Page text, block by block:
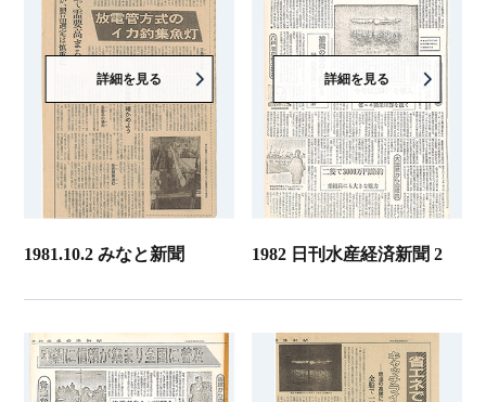
詳細を見る
1981.10.2 みなと新聞
詳細を見る
1982 日刊水産経済新聞 2